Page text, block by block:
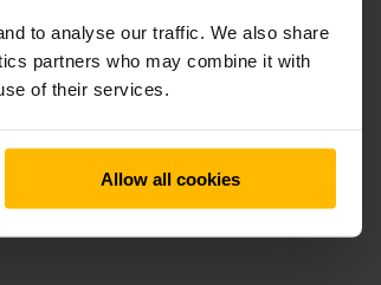
to analyse our traffic. We also share
partners who may combine it with
of their services.
Allow all cookies
穿梭在狭窄的过道中，而且在
叉车采用了可视化的操作面
细节，有了细节的监控，除